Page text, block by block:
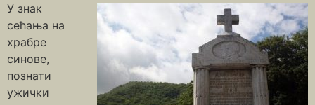
У знак
сећања на
храбре
синове,
познати
ужички